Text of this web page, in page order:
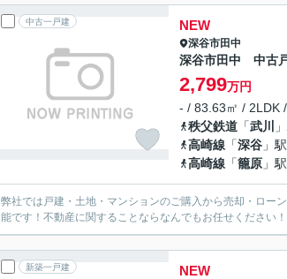
中古一戸建 NEW
深谷市田中
深谷市田中 中古
2,799万円
- / 83.63㎡ / 2LDK
秩父鉄道 「武川
高崎線 「深谷 」
高崎線 「籠原 」
弊社では戸建・土地・マンションのご購入から売却・ロー
能です！不動産に関することならなんでもお任せください！
新築一戸建 NEW